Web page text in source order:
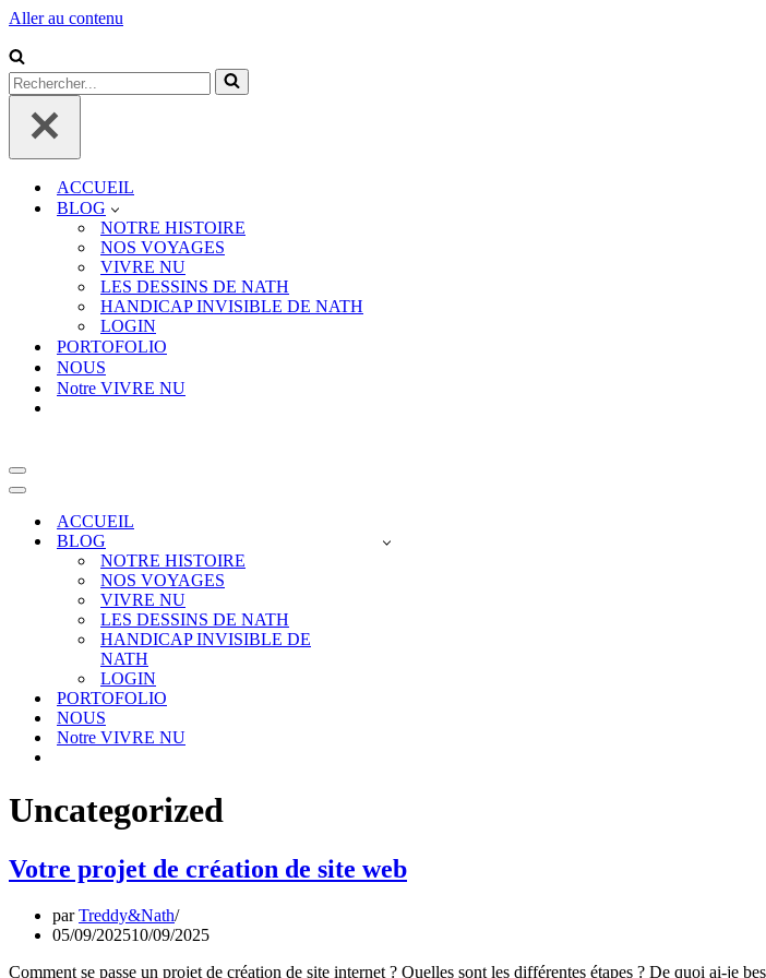
Aller au contenu
Rechercher...
ACCUEIL
BLOG
NOTRE HISTOIRE
NOS VOYAGES
VIVRE NU
LES DESSINS DE NATH
HANDICAP INVISIBLE DE NATH
LOGIN
PORTOFOLIO
NOUS
Notre VIVRE NU
Menu
de
Menu
navigationACCUEIL
BLOG
NOTRE HISTOIRE
NOS VOYAGES
VIVRE NU
LES DESSINS DE NATH
HANDICAP INVISIBLE DE
NATH
LOGIN
PORTOFOLIO
NOUS
Notre VIVRE NU
Uncategorized
Votre projet de création de site web
parTreddy&Nath
05/09/202510/09/2025
Comment se passe un projet de création de site internet ? Quelles sont les différentes étapes ? De quoi ai-je